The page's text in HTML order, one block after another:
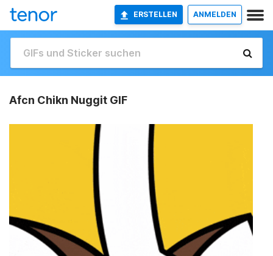
ERSTELLEN ANMELDEN
Afcn Chikn Nuggit GIF